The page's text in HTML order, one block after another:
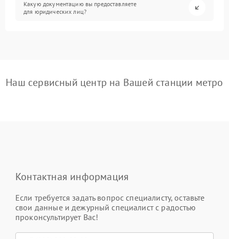
Какую документацию вы предоставляете
для юридических лиц?
Наш сервисный центр на Вашей станции метро
Контактная информация
Если требуется задать вопрос специалисту, оставьте
свои данные и дежурный специалист с радостью
проконсультирует Вас!